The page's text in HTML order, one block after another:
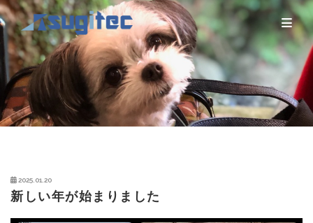
2025.01.20
新しい年が始まりました